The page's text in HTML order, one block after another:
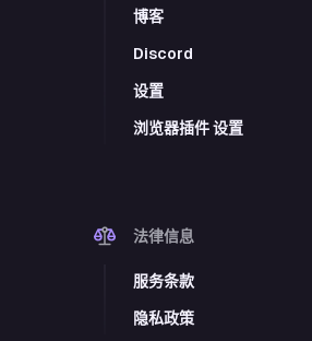
博客
Discord
设置
浏览器插件 设置
法律信息
服务条款
隐私政策